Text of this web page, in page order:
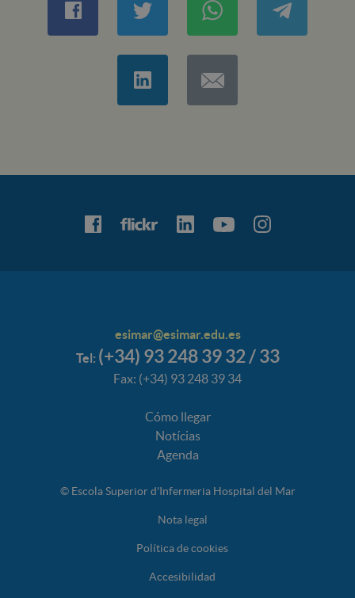
esimar@esimar.edu.es
Tel: (+34) 93 248 39 32 / 33
Fax: (+34) 93 248 39 34
Cómo llegar
Notícias
Agenda
© Escola Superior d'Infermeria Hospital del Mar
Nota legal
Política de cookies
Accesibilidad